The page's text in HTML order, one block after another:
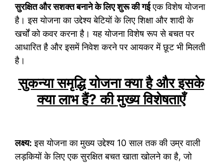
सुरक्षित और सशक्त बनाने के लिए शुरू की गईएक विशेष योजना
है। इस योजना का उद्देश्य बेटियों के लिए शिक्षा और शादी के
खर्चों को कवर करना है। यह योजना विशेष रूप से बचत पर
आधारित है और इसमें निवेश करने पर आयकर में छूट भी मिलती
है।
सुकन्या समृद्धि योजना क्या है और इसके
क्या लाभ हैं? की मुख्य विशेषताएँ
लक्ष्य: इस योजना का मुख्य उद्देश्य 10 साल तक की उम्र वाली
लड़कियों के लिए एक सुरक्षित बचत खाता खोलने का है, जो